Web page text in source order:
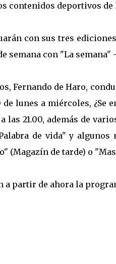
contenidos deportivos
con sus tres
semana con "La semana"
Fernando de Haro,
de lunes a miércoles,
las 21.00, además de
de vida" y
(Magazín de tarde) o
a partir de ahora la